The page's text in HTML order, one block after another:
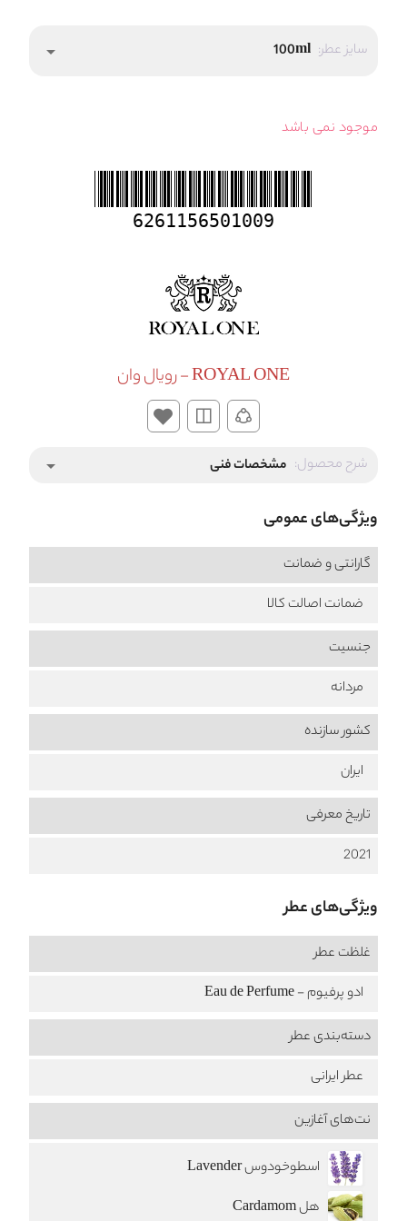
سایز عطر: 100ml
arrow_drop_down
موجود نمی باشد
6261156501009
ROYAL ONE - رویال وان
شرح محصول: مشخصات فنی arrow_drop_down
ویژگی‌های عمومی
گارانتی و ضمانت
ضمانت اصالت کالا
جنسیت
مردانه
کشور سازنده
ایران
تاریخ معرفی
2021
ویژگی‌های عطر
غلظت عطر
ادو پرفیوم - Eau de Perfume
دسته‌بندی عطر
عطر ایرانی
نت‌های آغازین
اسطوخودوس Lavender
هل Cardamom